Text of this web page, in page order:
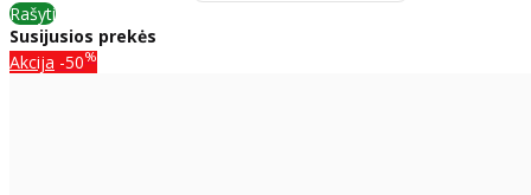
Rašyti
Susijusios prekės
Akcija -50%